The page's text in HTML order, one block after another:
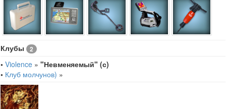
Клубы 2
• Violence » "Невменяемый" (с)
• Клуб молчунов) »